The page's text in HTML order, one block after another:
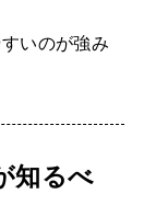
いのが強み
知るべ